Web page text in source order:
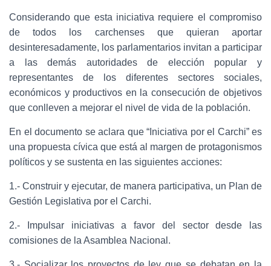
Considerando que esta iniciativa requiere el compromiso
de todos los carchenses que quieran aportar
desinteresadamente, los parlamentarios invitan a participar
a las demás autoridades de elección popular y
representantes de los diferentes sectores sociales,
económicos y productivos en la consecución de objetivos
que conlleven a mejorar el nivel de vida de la población.
En el documento se aclara que “Iniciativa por el Carchi” es
una propuesta cívica que está al margen de protagonismos
políticos y se sustenta en las siguientes acciones:
1.- Construir y ejecutar, de manera participativa, un Plan de
Gestión Legislativa por el Carchi.
2.- Impulsar iniciativas a favor del sector desde las
comisiones de la Asamblea Nacional.